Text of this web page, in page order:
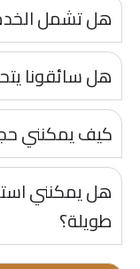
هل تشمل
هل سائقونا
كيف يمكنني
هل يمكنني
طويلة؟